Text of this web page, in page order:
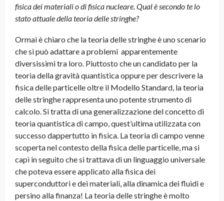
fisica dei materiali o di fisica nucleare. Qual è secondo te lo
stato attuale della teoria delle stringhe?
Ormai è chiaro che la teoria delle stringhe è uno scenario
che si può adattare a problemi apparentemente
diversissimi tra loro. Piuttosto che un candidato per la
teoria della gravità quantistica oppure per descrivere la
fisica delle particelle oltre il Modello Standard, la teoria
delle stringhe rappresenta uno potente strumento di
calcolo. Si tratta di una generalizzazione del concetto di
teoria quantistica di campo, quest’ultima utilizzata con
successo dappertutto in fisica. La teoria di campo venne
scoperta nel contesto della fisica delle particelle, ma si
capì in seguito che si trattava di un linguaggio universale
che poteva essere applicato alla fisica dei
superconduttori e dei materiali, alla dinamica dei fluidi e
persino alla finanza! La teoria delle stringhe è molto